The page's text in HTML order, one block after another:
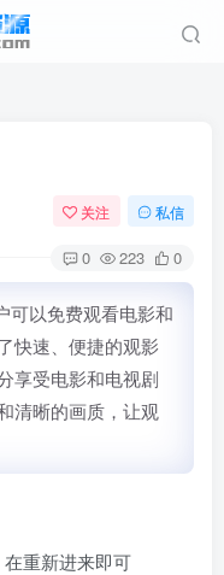
关注 私信
0 223 0
可以免费观看电影和
快速、便捷的观影
享受电影和电视剧
清晰的画质，让观
重新进来即可